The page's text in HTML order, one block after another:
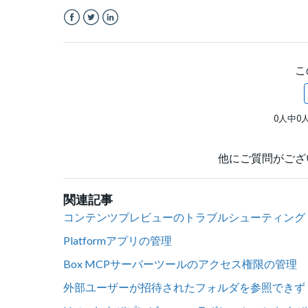
0人中0
他にご質問がご
関連記事
コンテンツプレビューのトラブルシューティン
Platformアプリの管理
Box MCPサーバーツールのアクセス権限の管理
外部ユーザーが招待されたフォルダを参照でき